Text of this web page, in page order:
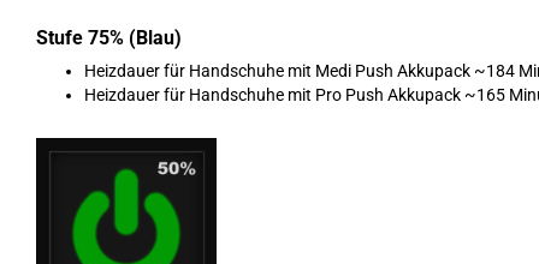
Stufe 75% (Blau)
Heizdauer für Handschuhe mit Medi Push Akkupack ~184
Heizdauer für Handschuhe mit Pro Push Akkupack ~165